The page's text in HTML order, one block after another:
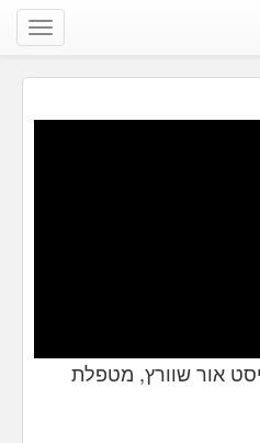
שנה
אור שוורץ, מטפלת